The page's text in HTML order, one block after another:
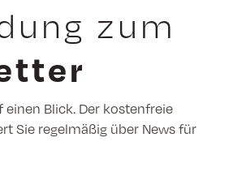
zum
einen Blick. Der kostenfreie
Sie regelmäßig über News für